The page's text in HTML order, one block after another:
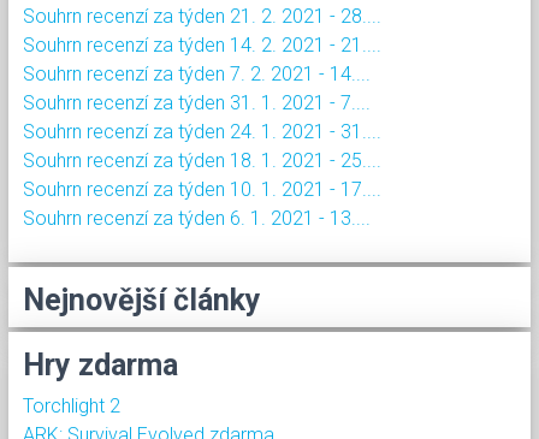
Souhrn recenzí za týden 21. 2. 2021 - 28....
Souhrn recenzí za týden 14. 2. 2021 - 21....
Souhrn recenzí za týden 7. 2. 2021 - 14....
Souhrn recenzí za týden 31. 1. 2021 - 7....
Souhrn recenzí za týden 24. 1. 2021 - 31....
Souhrn recenzí za týden 18. 1. 2021 - 25....
Souhrn recenzí za týden 10. 1. 2021 - 17....
Souhrn recenzí za týden 6. 1. 2021 - 13....
Nejnovější články
Hry zdarma
Torchlight 2
ARK: Survival Evolved zdarma